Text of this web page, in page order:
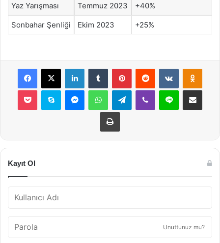
Yaz Yarışması Temmuz 2023 +40%
Sonbahar Şenliği Ekim 2023 +25%
Facebook
X LinkedInTumblr PinterestReddit VKontakte
Pocket Skype MessengerWhatsAppTelegramViber Line E-Posta ile
Yazdır
Kayıt Ol
Unuttunuz mu?